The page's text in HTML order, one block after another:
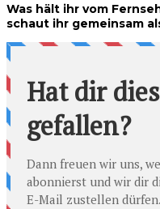
Was hält ihr vom
schaut ihr gemeinsam